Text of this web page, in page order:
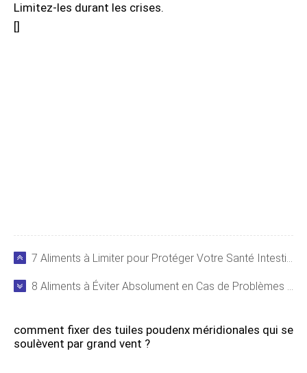
Limitez-les durant les crises.
[]
7 Aliments à Limiter pour Protéger Votre Santé Intestinale
8 Aliments à Éviter Absolument en Cas de Problèmes Articulaires
comment fixer des tuiles poudenx méridionales qui se
soulèvent par grand vent ?